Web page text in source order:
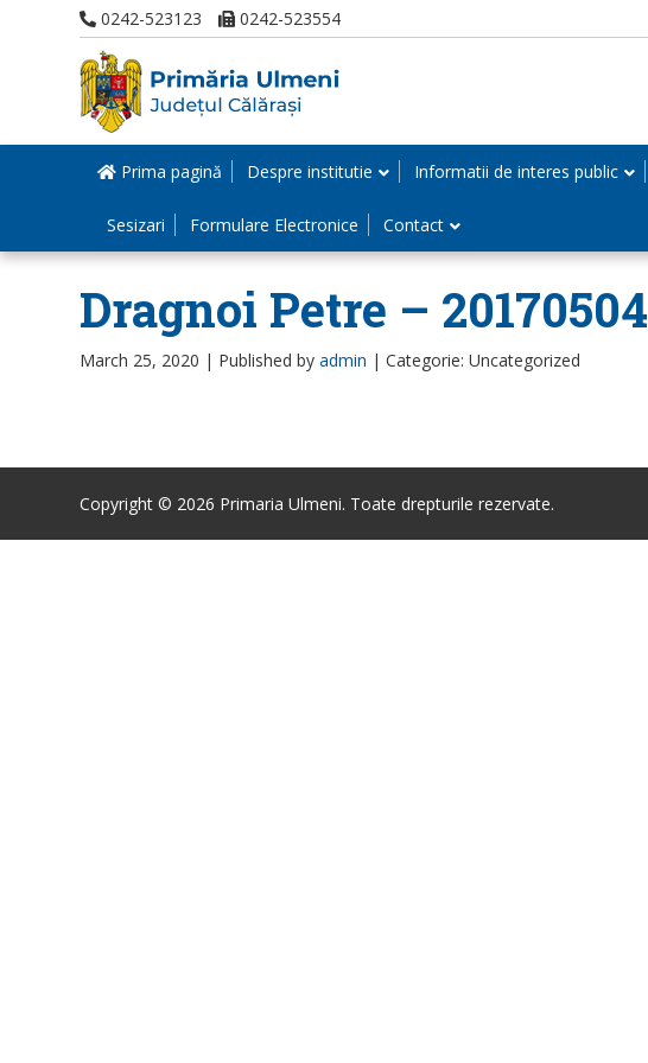
0242-523123 0242-523554
Prima pagină Despre institutie Informatii de interes public
Sesizari Formulare Electronice Contact
Dragnoi Petre – 20170504
March 25, 2020 | Published by admin | Categorie: Uncategorized
Copyright © 2026 Primaria Ulmeni. Toate drepturile rezervate.